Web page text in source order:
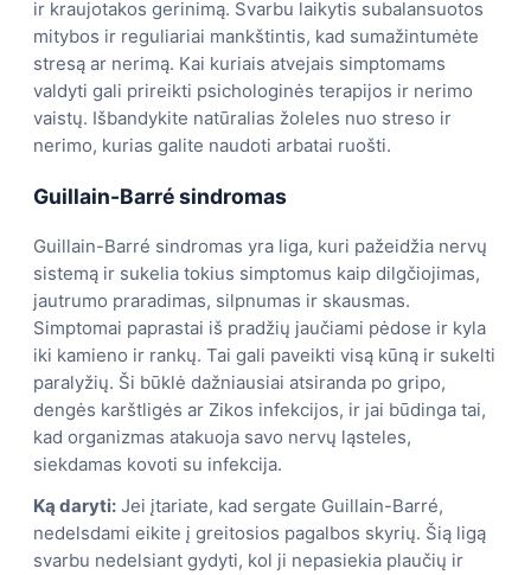
ir kraujotakos gerinimą. Svarbu laikytis subalansuotos
mitybos ir reguliariai mankštintis, kad sumažintumėte
stresą ar nerimą. Kai kuriais atvejais simptomams
valdyti gali prireikti psichologinės terapijos ir nerimo
vaistų. Išbandykite natūralias žoleles nuo streso ir
nerimo, kurias galite naudoti arbatai ruošti.
Guillain-Barré sindromas
Guillain-Barré sindromas yra liga, kuri pažeidžia nervų
sistemą ir sukelia tokius simptomus kaip dilgčiojimas,
jautrumo praradimas, silpnumas ir skausmas.
Simptomai paprastai iš pradžių jaučiami pėdose ir kyla
iki kamieno ir rankų. Tai gali paveikti visą kūną ir sukelti
paralyžių. Ši būklė dažniausiai atsiranda po gripo,
dengės karštligės ar Zikos infekcijos, ir jai būdinga tai,
kad organizmas atakuoja savo nervų ląsteles,
siekdamas kovoti su infekcija.
Ką daryti: Jei įtariate, kad sergate Guillain-Barré,
nedelsdami eikite į greitosios pagalbos skyrių. Šią ligą
svarbu nedelsiant gydyti, kol ji nepasiekia plaučių ir